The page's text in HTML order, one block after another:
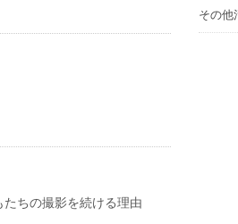
ちの撮影を続ける理由
その他